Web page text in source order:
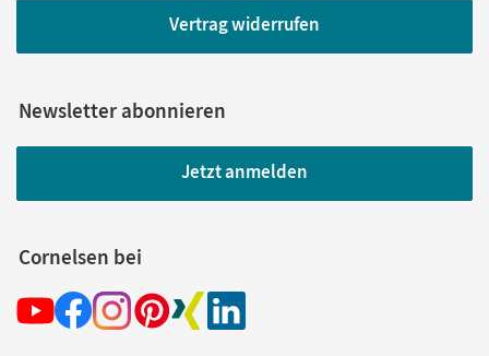
Vertrag widerrufen
Newsletter abonnieren
Jetzt anmelden
Cornelsen bei